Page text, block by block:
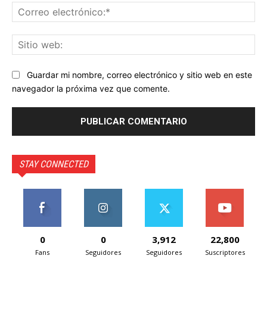
Guardar mi nombre, correo electrónico y sitio web en este
navegador la próxima vez que comente.
STAY CONNECTED
0
Fans
0
Seguidores
3,912
Seguidores
22,800
Suscriptores